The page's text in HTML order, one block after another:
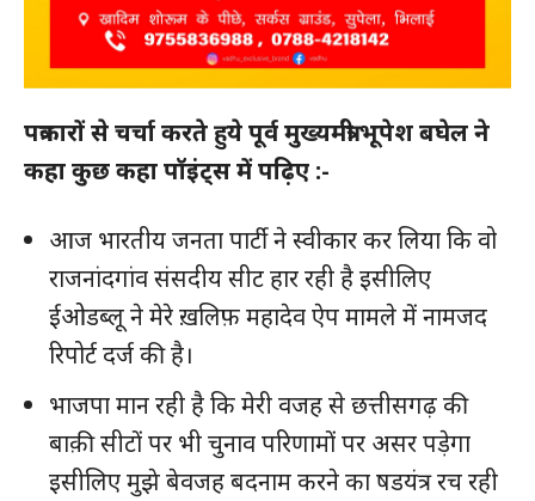
पत्रकारों से चर्चा करते हुये पूर्व मुख्यमंत्री भूपेश बघेल ने
कहा कुछ कहा पॉइंट्स में पढ़िए :-
आज भारतीय जनता पार्टी ने स्वीकार कर लिया कि वो
राजनांदगांव संसदीय सीट हार रही है इसीलिए
ईओडब्लू ने मेरे ख़लिफ़ महादेव ऐप मामले में नामजद
रिपोर्ट दर्ज की है।
भाजपा मान रही है कि मेरी वजह से छत्तीसगढ़ की
बाक़ी सीटों पर भी चुनाव परिणामों पर असर पड़ेगा
इसीलिए मुझे बेवजह बदनाम करने का षडयंत्र रच रही